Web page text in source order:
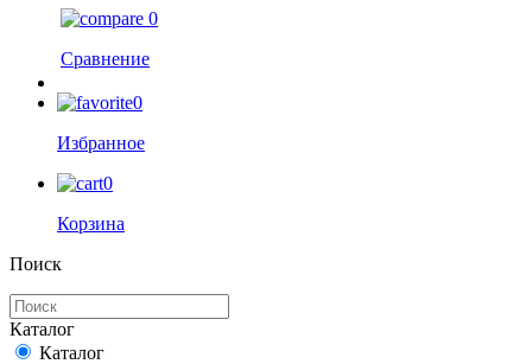
0
Сравнение
0
Избранное
0
Корзина
Поиск
Каталог
Каталог